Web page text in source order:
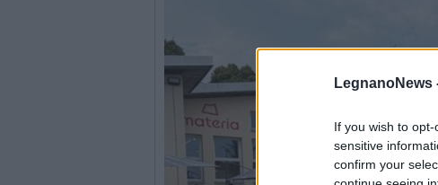
LegnanoNews
If you wish to
sensitive
confirm your